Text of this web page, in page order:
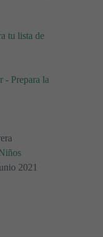
tu lista de
- Prepara la
2021
nombre Tristán
Significado del nombre